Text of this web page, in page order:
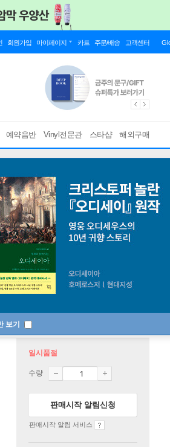
회원가입 마이페이지 카트 주문/배송 고객센터
예약음반 Vinyl전문관 스타샵 해외구매
보기
세카 / 뱅상 세갈) -
일시품절
수량
판매시작 알림신청
판매시작 알림 서비스